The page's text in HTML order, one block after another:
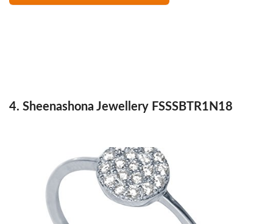
4. Sheenashona Jewellery FSSSBTR1N18